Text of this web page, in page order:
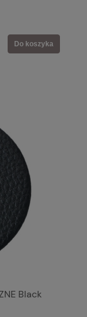
Do koszyka
Black